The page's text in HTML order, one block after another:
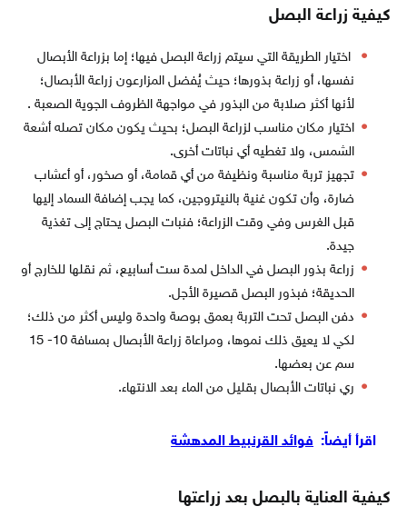
كيفية زراعة البصل
اختيار الطريقة التي سيتم زراعة البصل فيها؛ إما بزراعة الأبصال
نفسها، أو زراعة بذورها؛ حيث يُفضل المزارعون زراعة الأبصال؛
لأنها أكثر صلابة من البذور في مواجهة الظروف الجوية الصعبة .
اختيار مكان مناسب لزراعة البصل؛ بحيث يكون مكان تصله أشعة
الشمس، ولا تغطيه أي نباتات أخرى.
تجهيز تربة مناسبة ونظيفة من أي قمامة، أو صخور، أو أعشاب
ضارة، وأن تكون غنية بالنيتروجين، كما يجب إضافة السماد إليها
قبل الغرس وفي وقت الزراعة؛ فنبات البصل يحتاج إلى تغذية
جيدة.
زراعة بذور البصل في الداخل لمدة ست أسابيع، ثم نقلها للخارج أو
الحديقة؛ فبذور البصل قصيرة الأجل.
دفن البصل تحت التربة بعمق بوصة واحدة وليس أكثر من ذلك؛
لكي لا يعيق ذلك نموها، ومراعاة زراعة الأبصال بمسافة 10- 15
سم عن بعضها.
ري نباتات الأبصال بقليل من الماء بعد الانتهاء.
اقرأ أيضاً: فوائد القرنبيط المدهشة
كيفية العناية بالبصل بعد زراعتها